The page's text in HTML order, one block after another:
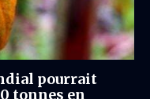
pourrait
tonnes en